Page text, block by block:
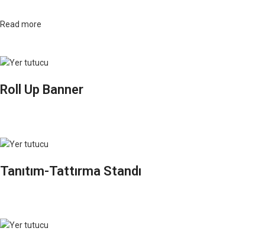
Read more
Roll Up Banner
Tanıtım-Tattırma Standı